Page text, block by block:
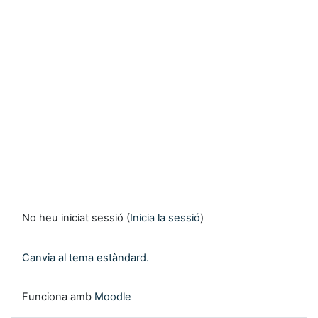
No heu iniciat sessió (Inicia la sessió)
Canvia al tema estàndard.
Funciona amb Moodle